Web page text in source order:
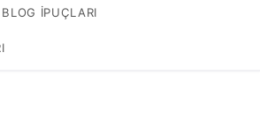
BLOG IPUÇLARI